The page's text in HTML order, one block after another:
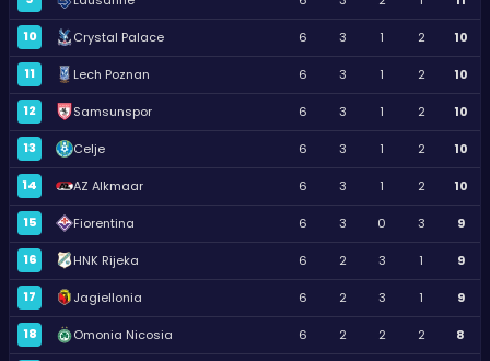
10 Crystal Palace 6 3 1 2 10
11 Lech Poznan 6 3 1 2 10
12 Samsunspor 6 3 1 2 10
13 Celje 6 3 1 2 10
14 AZ Alkmaar 6 3 1 2 10
15 Fiorentina 6 3 0 3 9
16 HNK Rijeka 6 2 3 1 9
17 Jagiellonia 6 2 3 1 9
18 Omonia Nicosia 6 2 2 2 8